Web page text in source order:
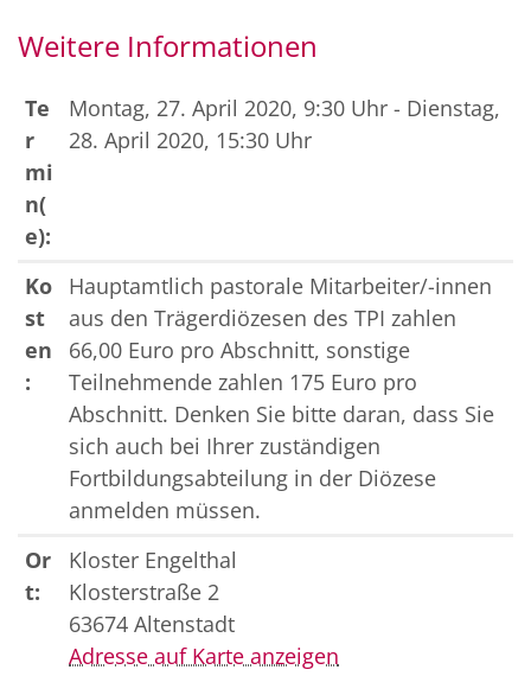
Weitere Informationen
Te
r
mi
n(
e):
Montag, 27. April 2020, 9:30 Uhr - Dienstag,
28. April 2020, 15:30 Uhr
Ko
st
en
:
Hauptamtlich pastorale Mitarbeiter/-innen
aus den Trägerdiözesen des TPI zahlen
66,00 Euro pro Abschnitt, sonstige
Teilnehmende zahlen 175 Euro pro
Abschnitt. Denken Sie bitte daran, dass Sie
sich auch bei Ihrer zuständigen
Fortbildungsabteilung in der Diözese
anmelden müssen.
Or
t:
Kloster Engelthal
Klosterstraße 2
63674 Altenstadt
Adresse auf Karte anzeigen